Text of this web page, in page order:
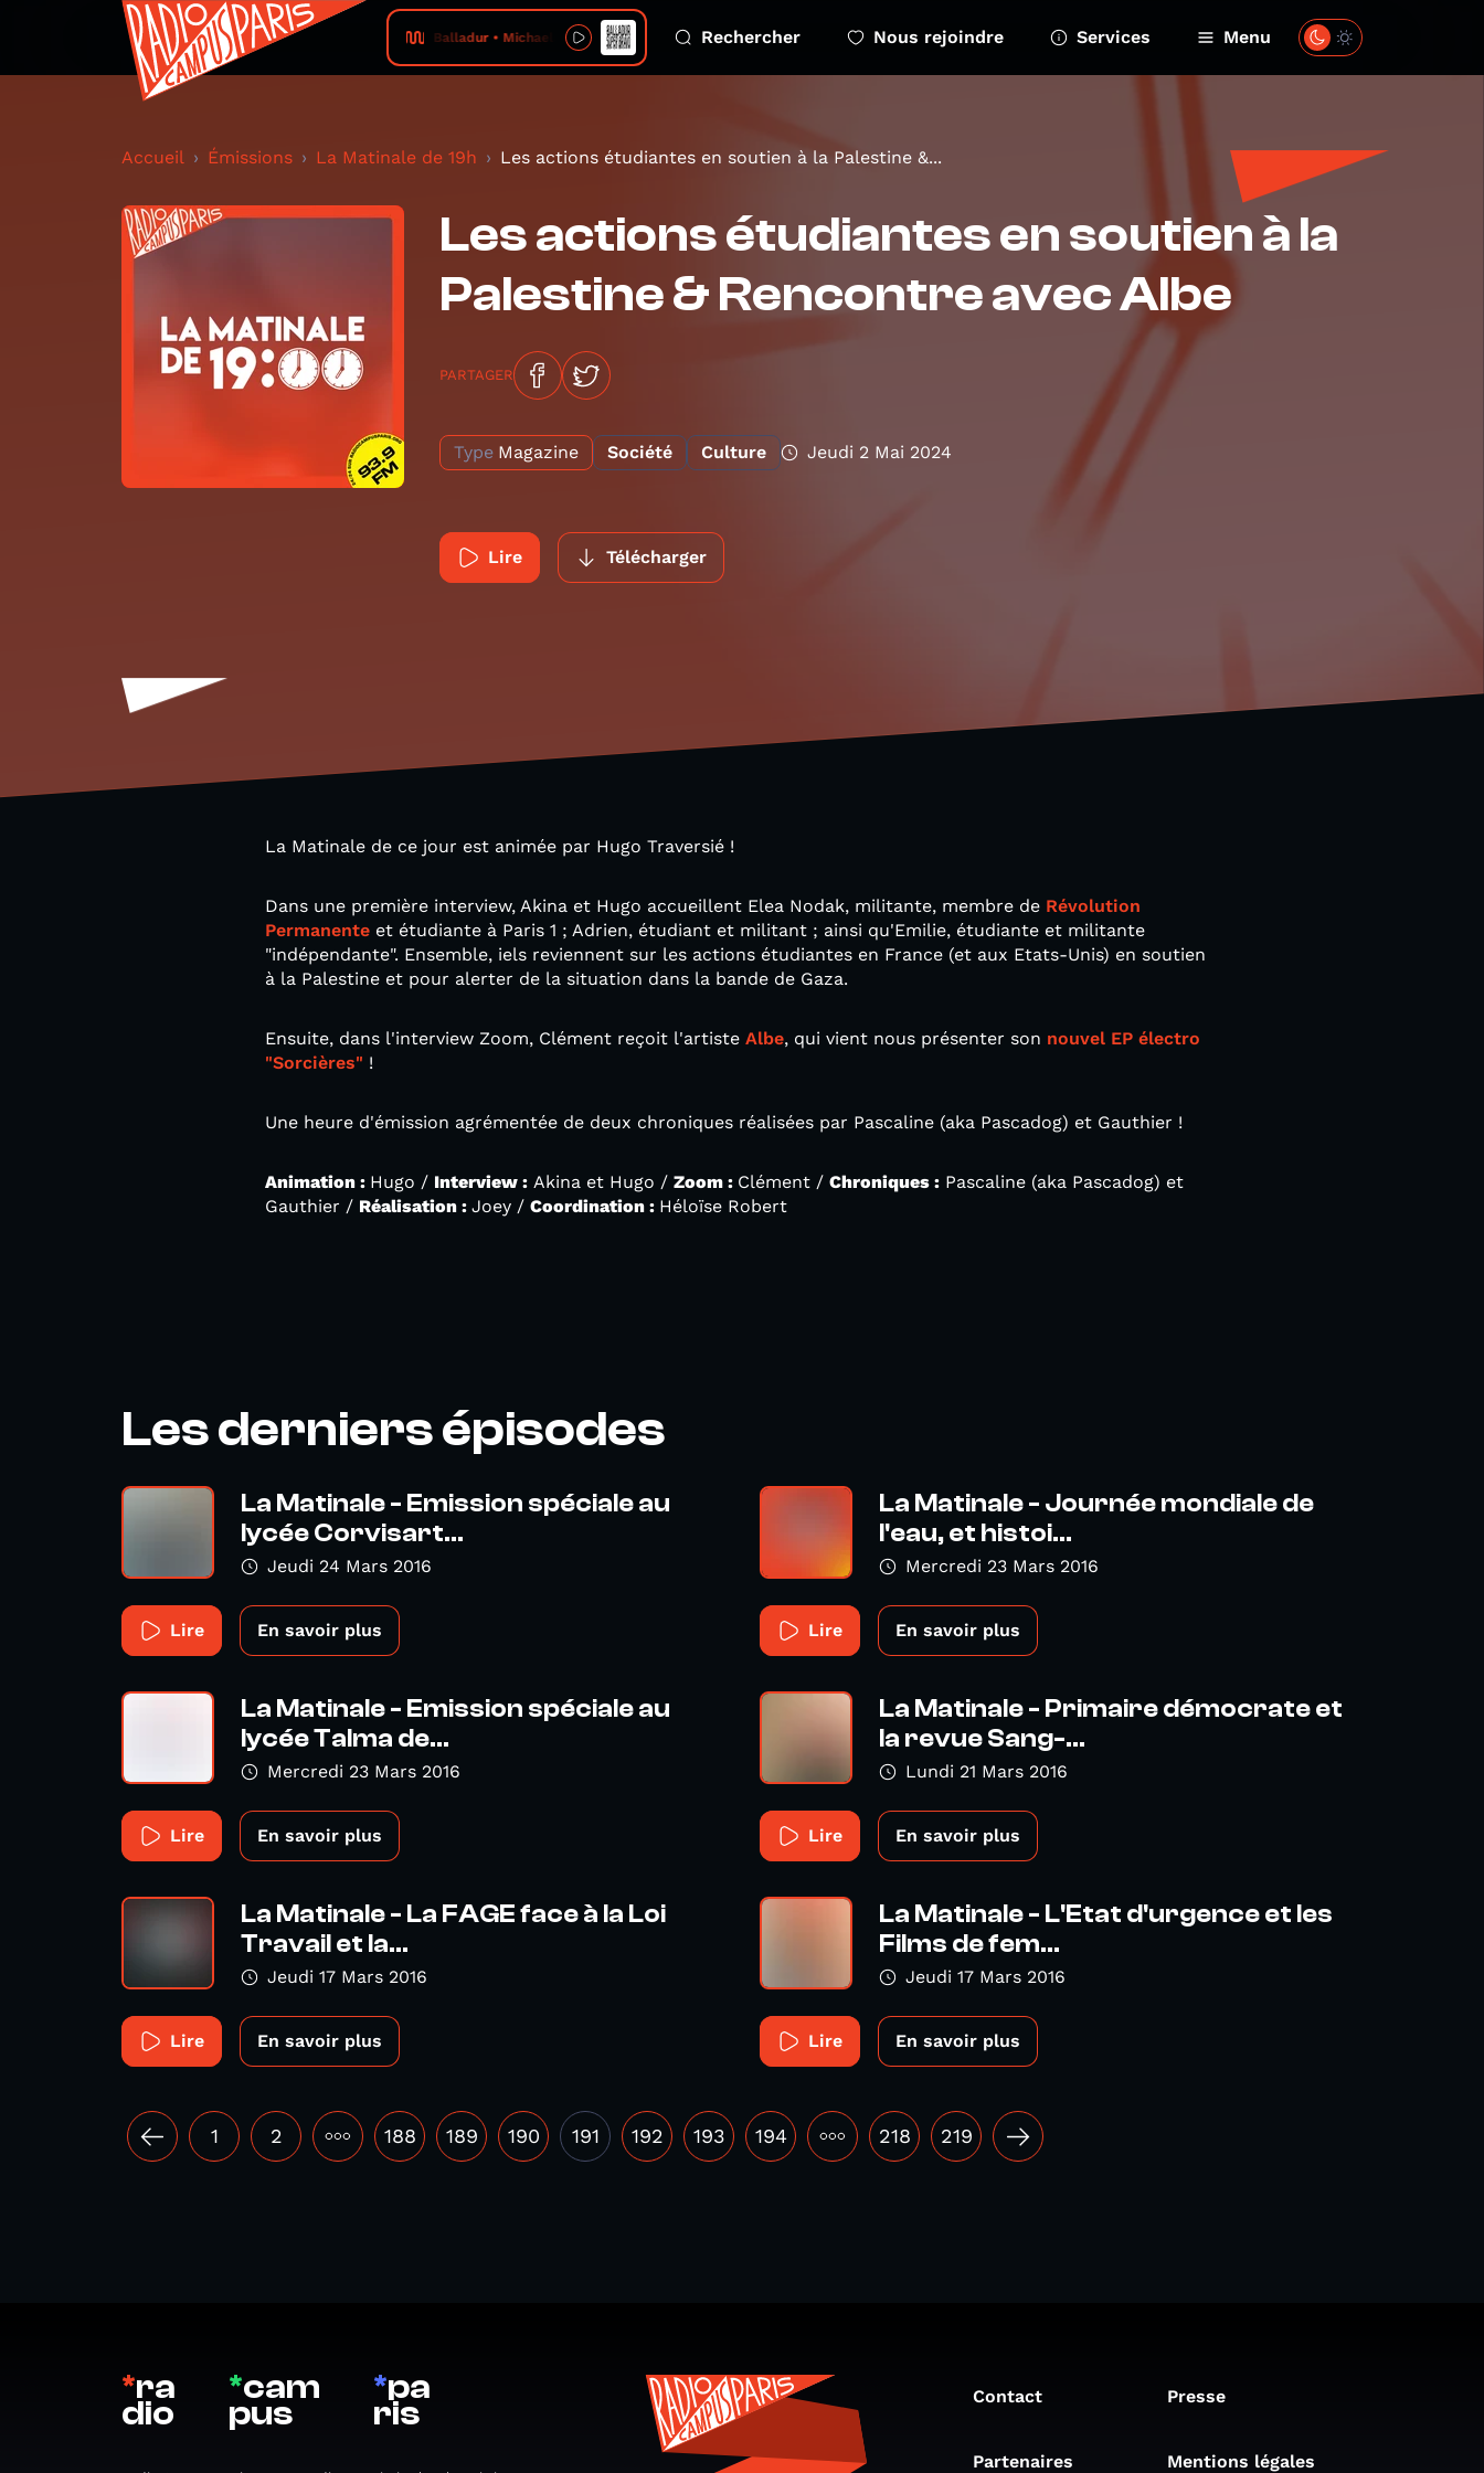
Balladur • Michaela Rechercher Nous rejoindre Services Menu
Accueil Émissions La Matinale de 19h Les actions étudiantes en soutien à la Palestine &...
Les actions étudiantes en soutien à la
Palestine & Rencontre avec Albe
PARTAGER
Type Magazine Société Culture Jeudi 2 Mai 2024
Lire Télécharger
La Matinale de ce jour est animée par Hugo Traversié !
Dans une première interview, Akina et Hugo accueillent Elea Nodak, militante, membre de Révolution
Permanente et étudiante à Paris 1 ; Adrien, étudiant et militant ; ainsi qu'Emilie, étudiante et militante
"indépendante". Ensemble, iels reviennent sur les actions étudiantes en France (et aux Etats-Unis) en soutien
à la Palestine et pour alerter de la situation dans la bande de Gaza.
Ensuite, dans l'interview Zoom, Clément reçoit l'artiste Albe, qui vient nous présenter son nouvel EP électro
"Sorcières" !
Une heure d'émission agrémentée de deux chroniques réalisées par Pascaline (aka Pascadog) et Gauthier !
Animation : Hugo / Interview : Akina et Hugo / Zoom : Clément / Chroniques : Pascaline (aka Pascadog) et
Gauthier / Réalisation : Joey / Coordination : Héloïse Robert
Les derniers épisodes
La Matinale - Emission spéciale au
lycée Corvisart...
Jeudi 24 Mars 2016
Lire En savoir plus
La Matinale - Journée mondiale de
l'eau, et histoi...
Mercredi 23 Mars 2016
Lire En savoir plus
La Matinale - Emission spéciale au
lycée Talma de...
Mercredi 23 Mars 2016
Lire En savoir plus
La Matinale - Primaire démocrate et
la revue Sang-...
Lundi 21 Mars 2016
Lire En savoir plus
La Matinale - La FAGE face à la Loi
Travail et la...
Jeudi 17 Mars 2016
Lire En savoir plus
La Matinale - L'Etat d'urgence et les
Films de fem...
Jeudi 17 Mars 2016
Lire En savoir plus
1 2 ••• 188 189 190 191 192 193 194 ••• 218 219
*ra
dio
*cam
pus
*pa
ris Contact Presse
Partenaires Mentions légales